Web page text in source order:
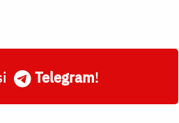
Telegram!